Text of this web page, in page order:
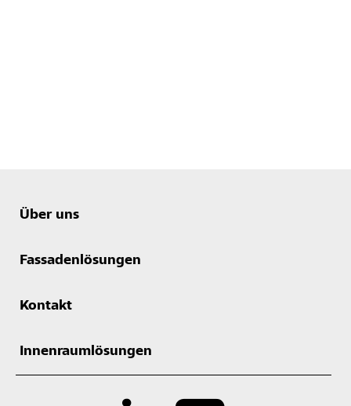
Über uns
Fassadenlösungen
Kontakt
Innenraumlösungen